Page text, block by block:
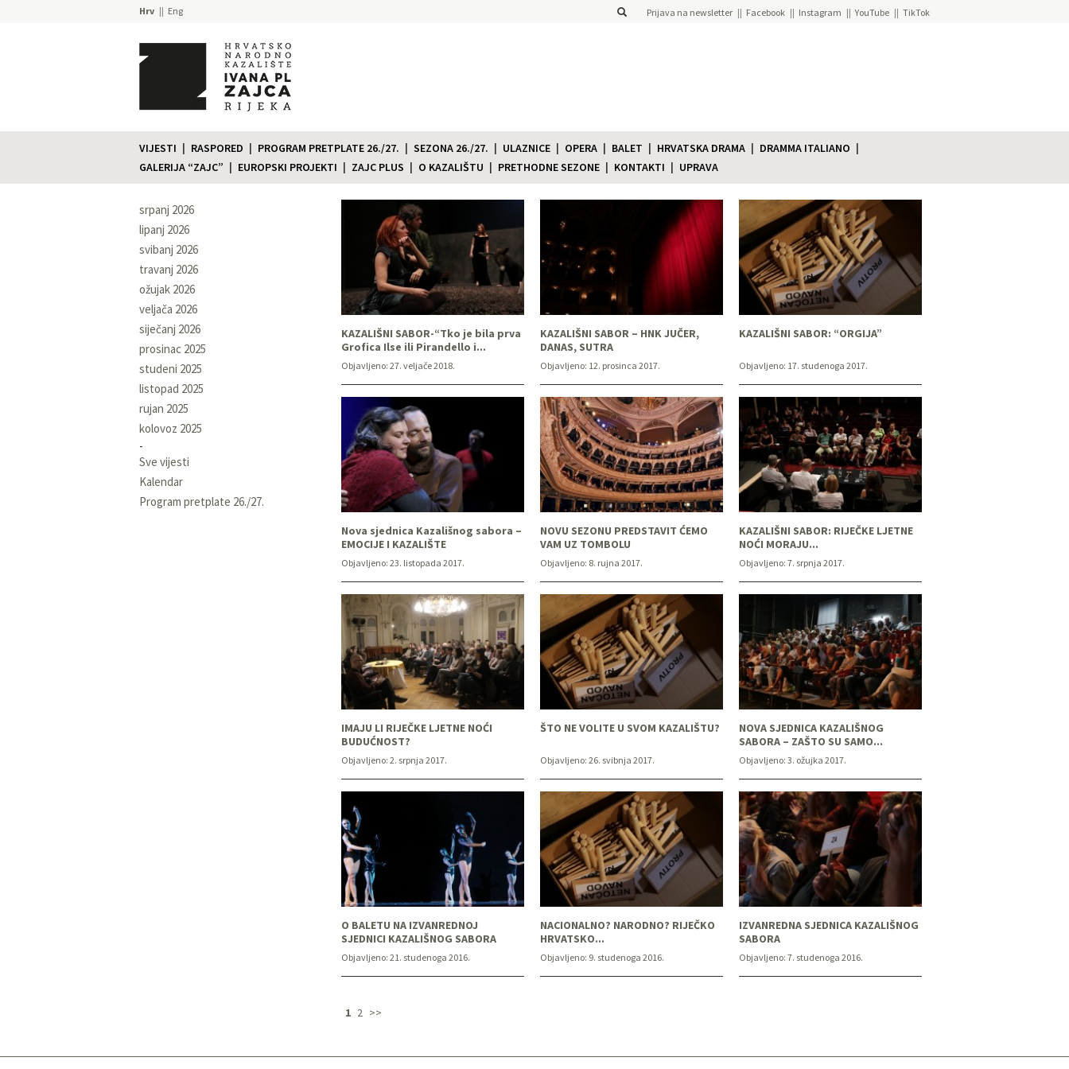
Hrv Eng Prijava na newsletter Facebook Instagram YouTube TikTok
VIJESTI RASPORED PROGRAM PRETPLATE 26./27. SEZONA 26./27. ULAZNICE OPERA BALET HRVATSKA DRAMA
DRAMMA ITALIANO
GALERIJA “ZAJC”
EUROPSKI PROJEKTI ZAJC PLUS O KAZALIŠTU PRETHODNE SEZONE KONTAKTI UPRAVA
srpanj 2026
lipanj 2026
svibanj 2026
travanj 2026
ožujak 2026
veljača 2026
siječanj 2026
prosinac 2025
studeni 2025
listopad 2025
rujan 2025
kolovoz 2025
Sve vijesti
Kalendar
Program pretplate 26./27.
KAZALIŠNI SABOR-“Tko je bila prva
Grofica Ilse ili Pirandello i...
Objavljeno: 27. veljače 2018.
KAZALIŠNI SABOR – HNK JUČER,
DANAS, SUTRA
Objavljeno: 12. prosinca 2017.
KAZALIŠNI SABOR: “ORGIJA”
Objavljeno: 17. studenoga 2017.
Nova sjednica Kazališnog sabora –
EMOCIJE I KAZALIŠTE
Objavljeno: 23. listopada 2017.
NOVU SEZONU PREDSTAVIT ĆEMO
VAM UZ TOMBOLU
Objavljeno: 8. rujna 2017.
KAZALIŠNI SABOR: RIJEČKE LJETNE
NOĆI MORAJU...
Objavljeno: 7. srpnja 2017.
IMAJU LI RIJEČKE LJETNE NOĆI
BUDUĆNOST?
Objavljeno: 2. srpnja 2017.
ŠTO NE VOLITE U SVOM KAZALIŠTU?
Objavljeno: 26. svibnja 2017.
NOVA SJEDNICA KAZALIŠNOG
SABORA – ZAŠTO SU SAMO...
Objavljeno: 3. ožujka 2017.
O BALETU NA IZVANREDNOJ
SJEDNICI KAZALIŠNOG SABORA
Objavljeno: 21. studenoga 2016.
NACIONALNO? NARODNO? RIJEČKO
HRVATSKO...
Objavljeno: 9. studenoga 2016.
IZVANREDNA SJEDNICA KAZALIŠNOG
SABORA
Objavljeno: 7. studenoga 2016.
1 2 >>